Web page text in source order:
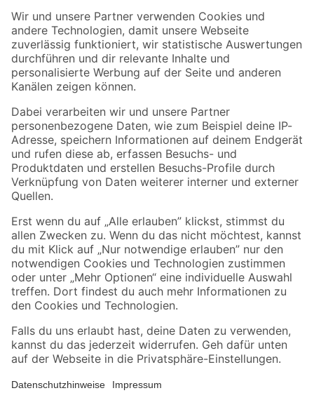
Der toom Newsletter: Keine Angebote und Aktionen mehr verpassen!
Zur Newsletter Anmeldung
Folge uns
Zahlungsarten Versandarten
Sicher einkaufen
Jetzt die toom-App herunterladen
Alle Preisangaben in EUR inkl. gesetzl. MwSt.. Die dargestellten Angebote sind unter
Umständen nicht in allen Märkten verfügbar. Die angegebenen Verfügbarkeiten beziehen
Produkte nur solange der Vorrat reicht.
*Paketversand ab 59 € versandkostenfrei, gilt nicht für Artikel mit Speditionsversand, hier